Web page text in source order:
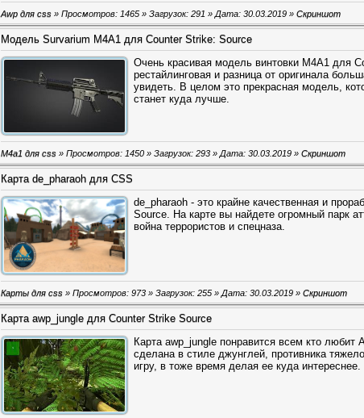
Awp для css » Просмотров: 1465 » Загрузок: 291 » Дата: 30.03.2019 » Скриншот
Модель Survarium M4A1 для Counter Strike: Source
Очень красивая модель винтовки M4A1 для
рестайлинговая и разница от оригинала
увидеть. В целом это прекрасная модель,
станет куда лучше.
M4a1 для css » Просмотров: 1450 » Загрузок: 293 » Дата: 30.03.2019 » Скриншот
Карта de_pharaoh для CSS
de_pharaoh - это крайне качественная и
Source. На карте вы найдете огромный парк
война террористов и спецназа.
Карты для css » Просмотров: 973 » Загрузок: 255 » Дата: 30.03.2019 » Скриншот
Карта awp_jungle для Counter Strike Source
Карта awp_jungle понравится всем кто любит
сделана в стиле джунглей, противника
игру, в тоже время делая ее куда интереснее.